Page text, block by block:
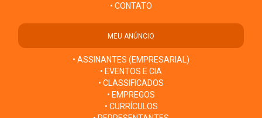
• CONTATO
MEU ANÚNCIO
• ASSINANTES (EMPRESARIAL)
• EVENTOS E CIA
• CLASSIFICADOS
• EMPREGOS
• CURRÍCULOS